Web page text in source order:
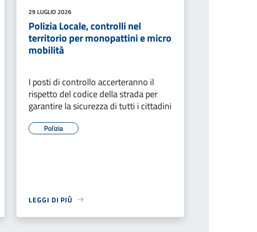
29 LUGLIO 2026
Polizia Locale, controlli nel
territorio per monopattini e micro
mobilità
I posti di controllo accerteranno il
rispetto del codice della strada per
garantire la sicurezza di tutti i cittadini
Polizia
LEGGI DI PIÙ